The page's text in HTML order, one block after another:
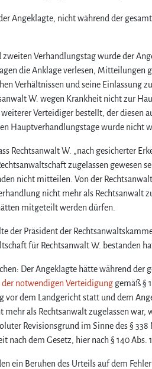
Angeklagte, nicht während der
zweiten Verhandlungstag wurde der
die Anklage verlesen, Mitteilungen
Verhältnissen und seine Einlassung
W. wegen Krankheit nicht zur
Verteidiger bestellt, der diesen
Hauptverhandlungstage wurde nicht
Rechtsanwalt W. „nach gesicherter
zugelassen gewesen
nicht mitteilen. Von der
nicht mehr als Rechtsanwalt
mitgeteilt werden dürfen.
der Präsident der
für Rechtsanwalt W. bestanden
Der Angeklagte hätte während
der notwendigen Verteidigung gemäß §
vor dem Landgericht statt und dem
als Rechtsanwalt zugelassen
Revisionsgrund im Sinne des §
nach dem Gesetz, hier nach § 140 Abs.
ein Beruhen des Urteils auf dem